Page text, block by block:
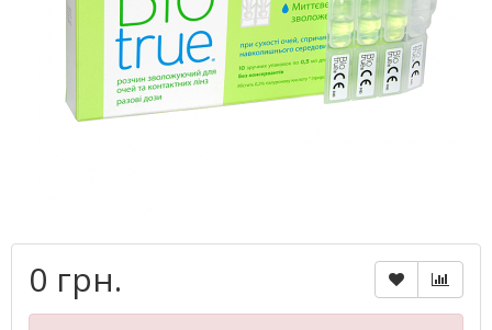
0 грн.